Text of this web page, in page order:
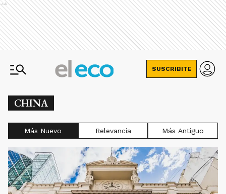
Ads
SUSCRIBITE
CHINA
Más Nuevo Relevancia Más Antiguo